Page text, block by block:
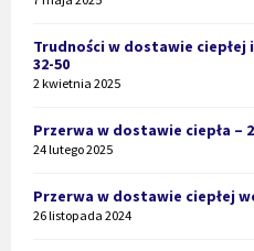
Trudności w dostawie
32-50
2 kwietnia 2025
Przerwa w dostawie ciepła –
24 lutego 2025
Przerwa w dostawie ciepłej
26 listopada 2024